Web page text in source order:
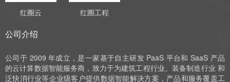
红圈云 红圈工程
公司介绍
公司于 2009 年成立，是一家基于自主研发 PaaS 平台和 SaaS 产品
的云计算数据智能服务商，致力于为建筑工程行业、装备制造行业 和
泛快消行业等企业级客户提供数据智能解决方案，产品和服务覆盖工